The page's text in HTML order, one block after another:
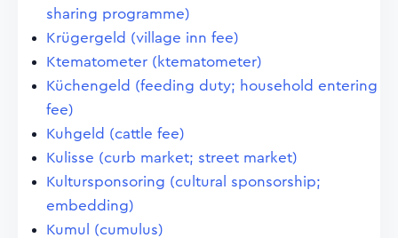
sharing programme)
Krügergeld (village inn fee)
Ktematometer (ktematometer)
Küchengeld (feeding duty; household entering
fee)
Kuhgeld (cattle fee)
Kulisse (curb market; street market)
Kultursponsoring (cultural sponsorship;
embedding)
Kumul (cumulus)